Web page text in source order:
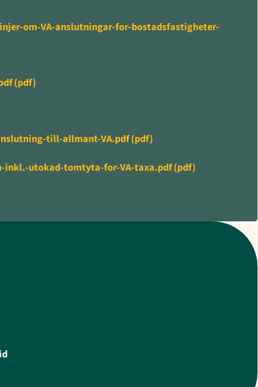
om-VA-anslutningar-for-bostadsfastigheter-
(pdf)
till-allmant-VA.pdf(pdf)
inkl.-utokad-tomtyta-for-VA-taxa.pdf(pdf)